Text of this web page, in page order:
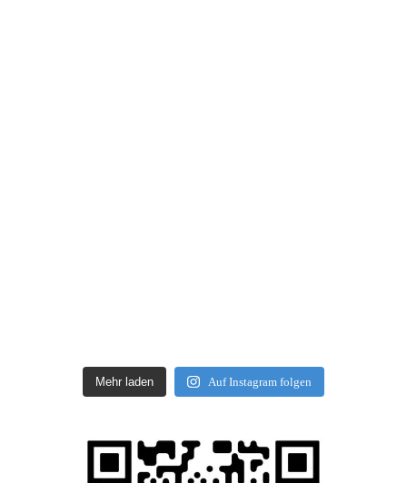
Mehr laden Auf Instagram folgen